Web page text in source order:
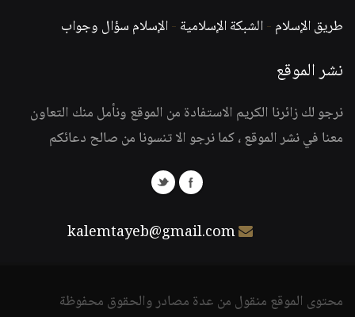
طريق الإسلام -الشبكة الإسلامية -الإسلام سؤال وجواب
نشر الموقع
نرجو لك زائرنا الكريم الاستفادة من الموقع ونأمل منك التعاون
معنا في نشر الموقع ، كما نرجو الا تنسونا من صالح دعائكم
kalemtayeb@gmail.com
محتوى الموقع منقول من عدة مصادر والحقوق محفوظة